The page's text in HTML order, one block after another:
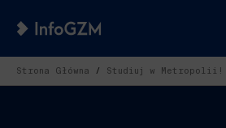
Strona Główna Studiuj w Metropolii!